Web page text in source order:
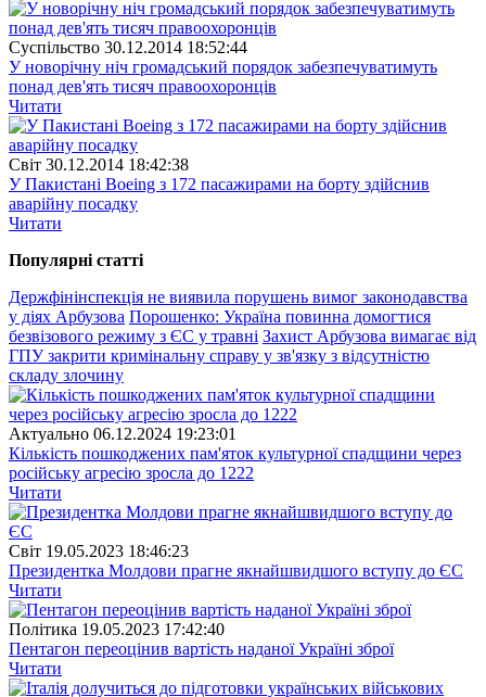
Суспiльство 30.12.2014 18:52:44
У новорічну ніч громадський порядок забезпечуватимуть
понад дев'ять тисяч правоохоронців
Читати
Свiт 30.12.2014 18:42:38
У Пакистані Boeing з 172 пасажирами на борту здійснив
аварійну посадку
Читати
Популярнi статтi
Держфінінспекція не виявила порушень вимог законодавства
у діях Арбузова Порошенко: Україна повинна домогтися
безвізового режиму з ЄС у травні Захист Арбузова вимагає від
ГПУ закрити кримінальну справу у зв'язку з відсутністю
складу злочину
Актуально 06.12.2024 19:23:01
Кількість пошкоджених пам'яток культурної спадщини через
російську агресію зросла до 1222
Читати
Свiт 19.05.2023 18:46:23
Президентка Молдови прагне якнайшвидшого вступу до ЄС
Читати
Полiтика 19.05.2023 17:42:40
Пентагон переоцінив вартість наданої Україні зброї
Читати